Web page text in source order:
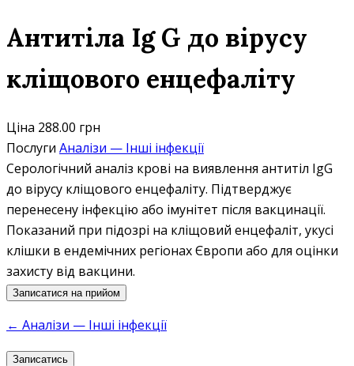
Антитіла Ig G до вірусу
кліщового енцефаліту
Ціна 288.00 грн
Послуги Аналізи — Інші інфекції
Серологічний аналіз крові на виявлення антитіл IgG
до вірусу кліщового енцефаліту. Підтверджує
перенесену інфекцію або імунітет після вакцинації.
Показаний при підозрі на кліщовий енцефаліт, укусі
клішки в ендемічних регіонах Європи або для оцінки
захисту від вакцини.
Записатися на прийом
← Аналізи — Інші інфекції
Записатись